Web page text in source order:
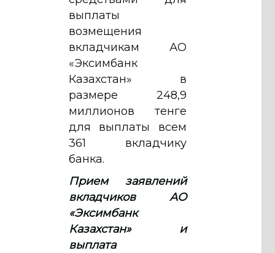
выплаты
возмещения
вкладчикам АО
«Эксимбанк
Казахстан» в
размере 248,9
миллионов тенге
для выплаты всем
361 вкладчику
банка.
Прием заявлений
вкладчиков АО
«Эксимбанк
Казахстан» и
выплата